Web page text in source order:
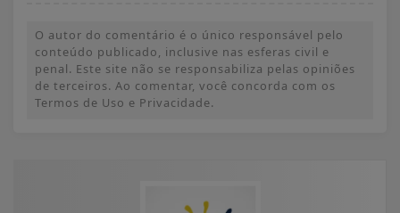
O autor do comentário é o único responsável pelo
conteúdo publicado, inclusive nas esferas civil e
penal. Este site não se responsabiliza pelas opiniões
de terceiros. Ao comentar, você concorda com os
Termos de Uso e Privacidade.